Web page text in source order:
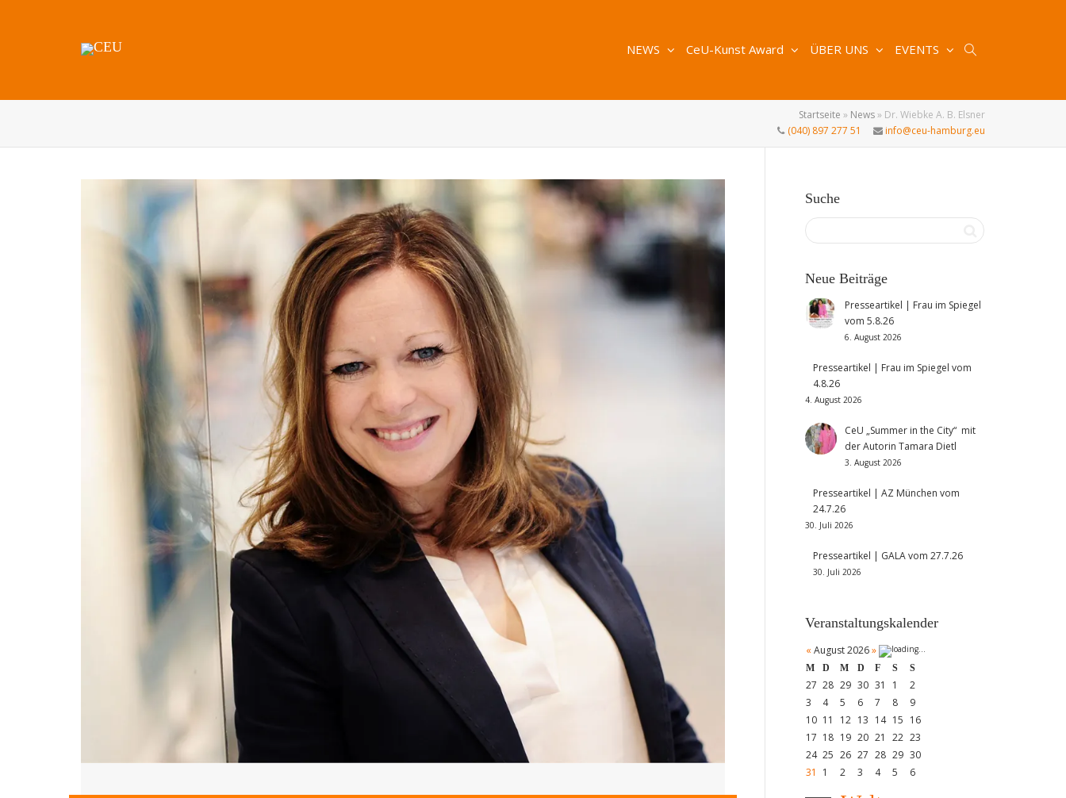
NEWS CeU-Kunst Award ÜBER UNS EVENTS
Startseite » News» Dr. Wiebke A. B. Elsner
(040) 897 277 51
info@ceu-hamburg.eu
Suche
Neue Beiträge
Presseartikel | Frau im Spiegel
vom 5.8.26
6. August 2026
Presseartikel | Frau im Spiegel vom
4.8.26
4. August 2026
CeU „Summer in the City“ mit
der Autorin Tamara Dietl
3. August 2026
Presseartikel | AZ München vom
24.7.26
30. Juli 2026
Presseartikel | GALA vom 27.7.26
30. Juli 2026
Veranstaltungskalender
« August 2026 »
M D M D F S S
27 28 29 30 31 1
2
3
4 5 6 7 8
9
10 11 12 13 14 15 16
17 18 19 20 21 22 23
24 25 26 27 28 29 30
31
1 2 3 4 5 6